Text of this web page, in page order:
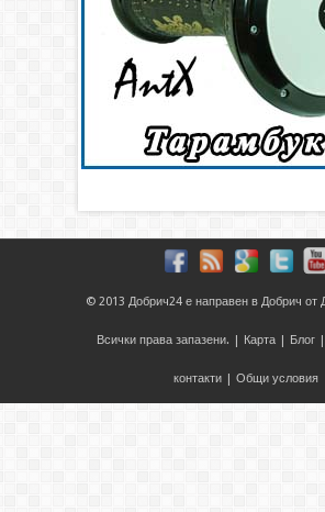
© 2013 Добрич24 е направен в Добрич от
Всички права запазени. | Карта Блог
контакти Общи условия